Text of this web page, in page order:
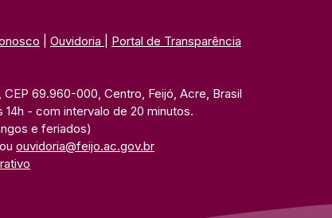
Ouvidoria Portal de Transparência
69.960-000, Centro, Feijó, Acre, Brasil
14h - com intervalo de 20 minutos.
e feriados)
ou ouvidoria@feijo.ac.gov.br